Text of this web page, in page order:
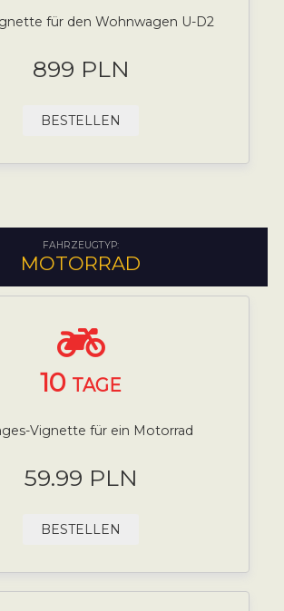
für den Wohnwagen U-D2
899 PLN
BESTELLEN
FAHRZEUGTYP:
MOTORRAD
10 TAGE
Vignette für ein Motorrad
59.99 PLN
BESTELLEN